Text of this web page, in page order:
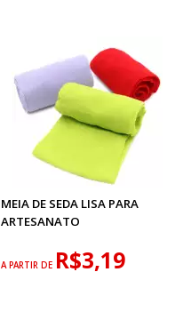
MEIA DE SEDA LISA PARA
ARTESANATO
A PARTIR DE R$3,19